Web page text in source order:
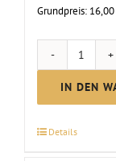
Grundpreis: 16,00
MC
brut
IN DEN
Details